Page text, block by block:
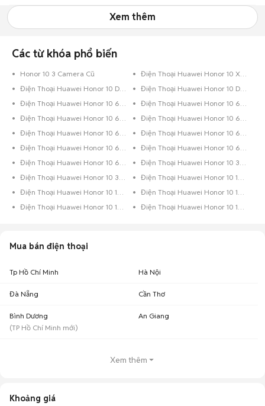
Xem thêm
Các từ khóa phổ biến
Honor 10 3 Camera Cũ
Điện Thoại Huawei Honor 10 Xanh Dương
Điện Thoại Huawei Honor 10 Dưới 8GB Xanh Dương
Điện Thoại Huawei Honor 10 Dưới 8GB Đỏ
Điện Thoại Huawei Honor 10 64GB Xanh Lá
Điện Thoại Huawei Honor 10 64GB Xanh Dương
Điện Thoại Huawei Honor 10 64GB Xám
Điện Thoại Huawei Honor 10 64GB Vàng Hồng
Điện Thoại Huawei Honor 10 64GB Trắng
Điện Thoại Huawei Honor 10 64GB Đỏ
Điện Thoại Huawei Honor 10 64GB Đen Bóng
Điện Thoại Huawei Honor 10 64GB Đen
Điện Thoại Huawei Honor 10 64GB Bạc
Điện Thoại Huawei Honor 10 32GB Trắng
Điện Thoại Huawei Honor 10 32GB Bạc
Điện Thoại Huawei Honor 10 16GB Vàng
Điện Thoại Huawei Honor 10 128GB Xanh Lá
Điện Thoại Huawei Honor 10 128GB Xanh Dương
Điện Thoại Huawei Honor 10 128GB Vàng
Điện Thoại Huawei Honor 10 128GB Hồng
Mua bán điện thoại
Tp Hồ Chí Minh Hà Nội
Đà Nẵng Cần Thơ
Bình Dương
(TP Hồ Chí Minh mới)
An Giang
Xem thêm
Khoảng giá